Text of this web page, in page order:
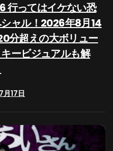
行ってはイケない恐
ャル！2026年8月14
分超えの大ボリュー
ービジュアルも解
17日